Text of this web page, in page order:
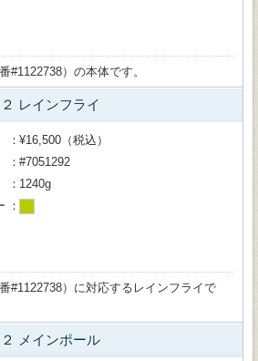
#1122738）の本体です。
レインフライ
¥16,500（税込）
#7051292
1240g
#1122738）に対応するレインフライで
メインポール